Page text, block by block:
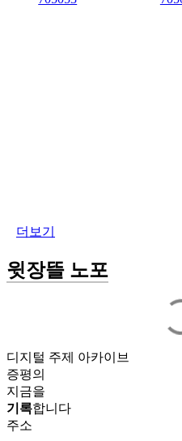
더보기
윗장뜰 노포
디지털 주제 아카이브
증평의
지금을
기록합니다
주소